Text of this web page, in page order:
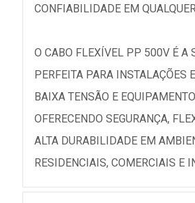
CONFIABILIDADE EM
O CABO FLEXÍVEL PP 500V É A
PERFEITA PARA INSTALAÇÕES
BAIXA TENSÃO E
OFERECENDO SEGURANÇA,
ALTA DURABILIDADE EM
RESIDENCIAIS, COMERCIAIS E